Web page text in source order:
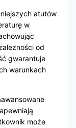
atutów
w
od
gwarantuje
warunkach
może